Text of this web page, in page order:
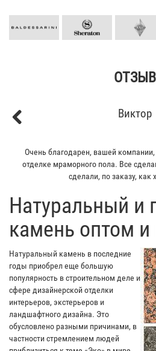
ОТЗЫВ
Кирилл
Мой отец заказывал плитку из
всего понравилось -
остался очень
​Натуральный и
камень оптом и
Натуральный камень в последние
годы приобрел еще большую
популярность в строительном деле и
сфере дизайнерской отделки
интерьеров, экстерьеров и
ландшафтного дизайна. Это
обусловлено разными причинами, в
частности стремлением людей